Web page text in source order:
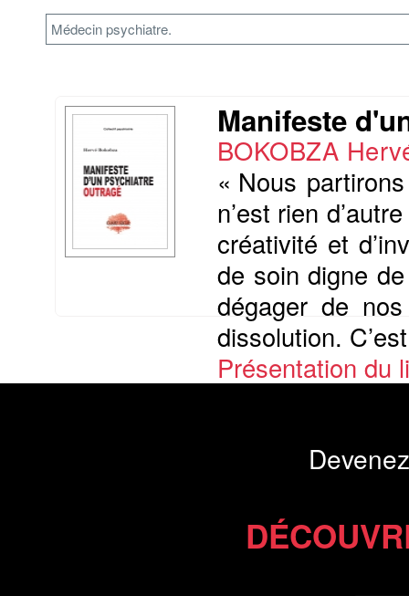
Médecin psychiatre.
Manifeste
BOKOBZA
« Nous
n’est rien
créativité et
de soin digne
dégager de
dissolution.
Présentation du